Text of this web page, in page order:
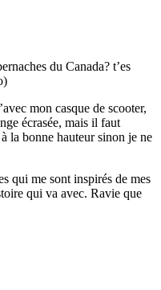
du Canada? t’es
mon casque de scooter,
écrasée, mais il faut
la bonne hauteur sinon je ne
qui me sont inspirés de mes
qui va avec. Ravie que